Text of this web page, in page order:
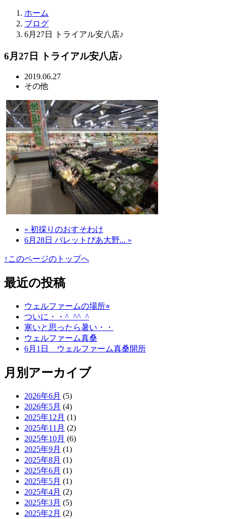
ホーム
ブログ
6月27日 トライアル安八店♪
6月27日 トライアル安八店♪
2019.06.27
その他
« 初採りのおすそわけ
6月28日 パレットぴあ大野... »
↑このページのトップへ
最近の投稿
ウェルファームの場所⭐︎
ついに・・^_^^_^
寒いと思ったら暑い・・
ウェルファーム真桑
6月1日 ウェルファーム真桑開所
月別アーカイブ
2026年6月 (5)
2026年5月 (4)
2025年12月 (1)
2025年11月 (2)
2025年10月 (6)
2025年9月 (1)
2025年8月 (1)
2025年6月 (1)
2025年5月 (1)
2025年4月 (2)
2025年3月 (5)
2025年2月 (2)